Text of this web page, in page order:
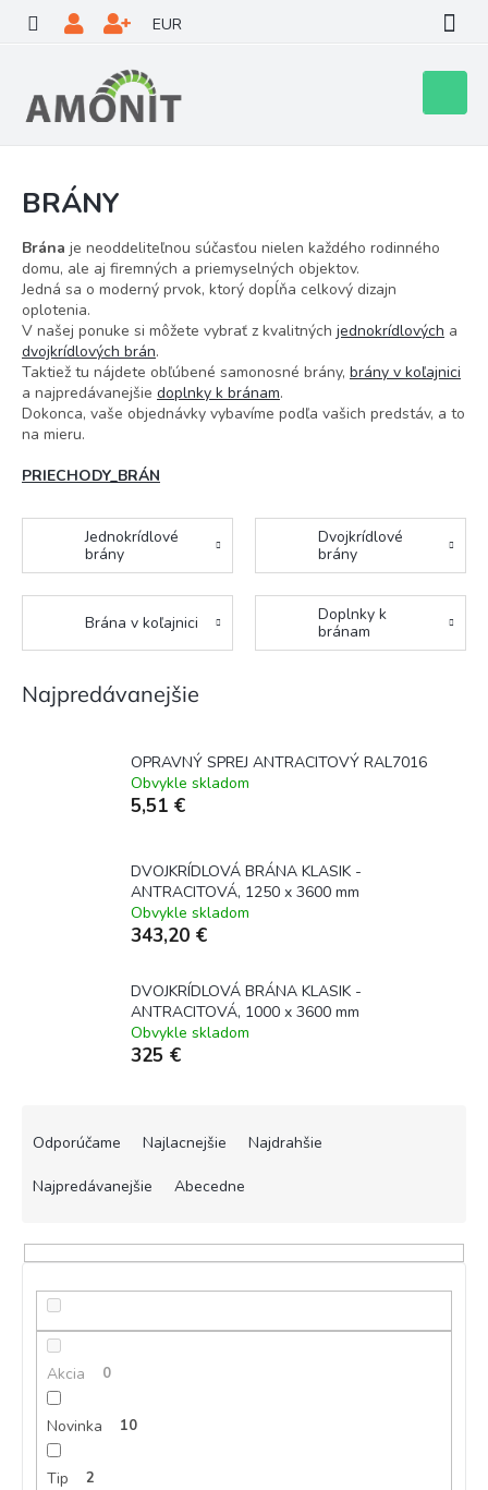
obsah
EUR
košík
BRÁNY
Brána je neoddeliteľnou súčasťou nielen každého rodinného
domu, ale aj firemných a priemyselných objektov.
Jedná sa o moderný prvok, ktorý dopĺňa celkový dizajn
oplotenia.
V našej ponuke si môžete vybrať z kvalitných jednokrídlových a
dvojkrídlových brán.
Taktiež tu nájdete obľúbené samonosné brány, brány v koľajnici
a najpredávanejšie doplnky k bránam.
Dokonca, vaše objednávky vybavíme podľa vašich predstáv, a to
na mieru.
PRIECHODY_BRÁN
Jednokrídlové
brány
Dvojkrídlové
brány
Brána v koľajnici
Doplnky k
bránam
Najpredávanejšie
OPRAVNÝ SPREJ ANTRACITOVÝ RAL7016
Obvykle skladom
5,51 €
DVOJKRÍDLOVÁ BRÁNA KLASIK -
ANTRACITOVÁ, 1250 x 3600 mm
Obvykle skladom
343,20 €
DVOJKRÍDLOVÁ BRÁNA KLASIK -
ANTRACITOVÁ, 1000 x 3600 mm
Obvykle skladom
325 €
a
e
Odporúčame Najlacnejšie Najdrahšie
Najpredávanejšie Abecedne
Akcia 0
Novinka 10
Tip 2